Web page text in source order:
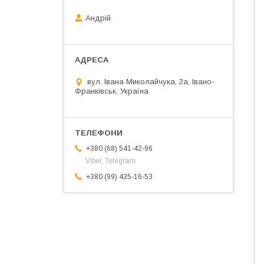
Андрій
вул. Івана Миколайчука, 2а, Івано-
Франківськ, Україна
+380 (68) 541-42-96
Viber, Telegram
+380 (99) 435-16-53